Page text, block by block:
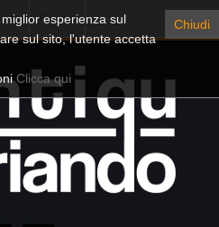
Account Chiudi
esperienza sul
sul sito, l'utente accetta
Clicca qui